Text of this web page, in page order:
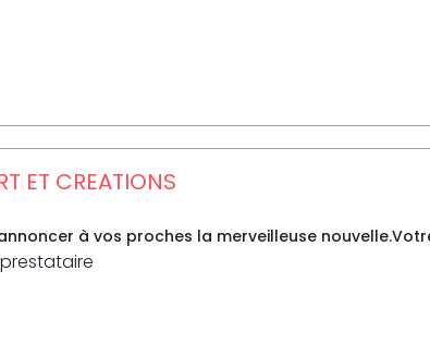
ET CREATIONS
à vos proches la merveilleuse